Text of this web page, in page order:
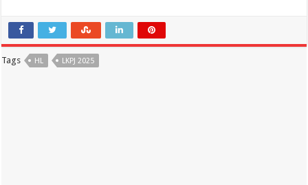
Tags HL LKPJ 2025